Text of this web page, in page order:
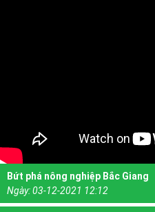
Bứt phá nông nghiệp Bắc Giang
Ngày:03-12-2021 12:12